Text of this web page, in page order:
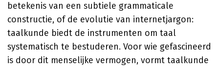
betekenis van een subtiele grammaticale
constructie, of de evolutie van internetjargon:
taalkunde biedt de instrumenten om taal
systematisch te bestuderen. Voor wie gefascineerd
is door dit menselijke vermogen, vormt taalkunde